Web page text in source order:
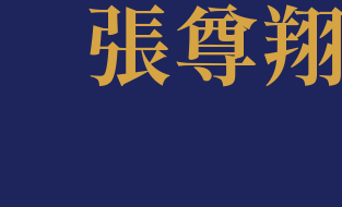
張尊翔